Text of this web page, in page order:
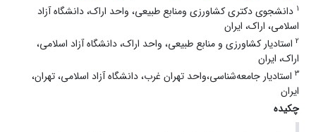
1 دانشجوی دکتری کشاورزی ومنابع طبیعی، واحد اراک، دانشگاه آزاد
اسلامی، اراک، ایران
2 استادیار کشاورزی و منابع طبیعی، واحد اراک، دانشگاه آزاد اسلامی،
اراک، ایران
3 استادیار جامعه‌شناسی،واحد تهران غرب، دانشگاه آزاد اسلامی، تهران،
ایران
چکیده